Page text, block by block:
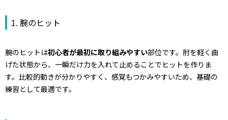
1. 腕のヒット
腕のヒットは初心者が最初に取り組みやすい部位です。肘を軽く曲
げた状態から、一瞬だけ力を入れて止めることでヒットを作りま
す。比較的動きが分かりやすく、感覚もつかみやすいため、基礎の
練習として最適です。